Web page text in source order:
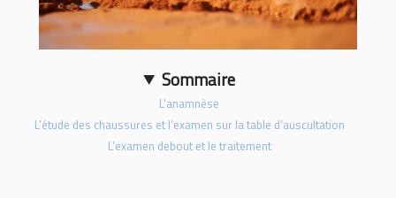
Sommaire
L’anamnèse
L’étude des chaussures et l’examen sur la table d’auscultation
L’examen debout et le traitement